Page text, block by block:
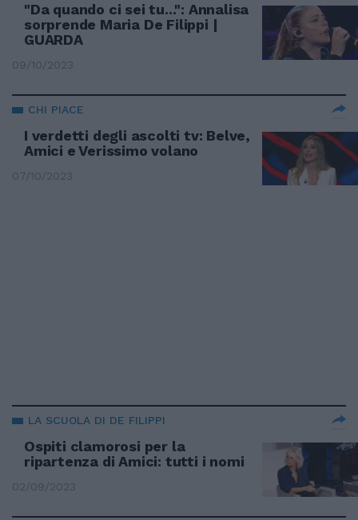
"Da quando ci sei tu...": Annalisa
sorprende Maria De Filippi |
GUARDA
09/10/2023
CHI PIACE
I verdetti degli ascolti tv: Belve,
Amici e Verissimo volano
07/10/2023
LA SCUOLA DI DE FILIPPI
Ospiti clamorosi per la
ripartenza di Amici: tutti i nomi
02/09/2023